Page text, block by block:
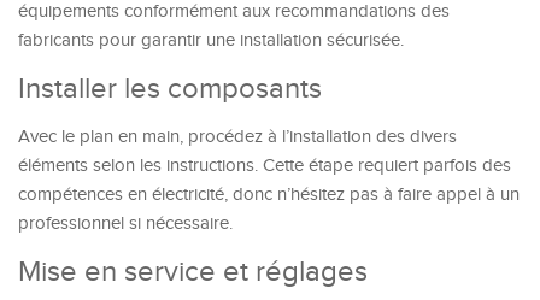
équipements conformément aux recommandations des
fabricants pour garantir une installation sécurisée.
Installer les composants
Avec le plan en main, procédez à l’installation des divers
éléments selon les instructions. Cette étape requiert parfois des
compétences en électricité, donc n’hésitez pas à faire appel à un
professionnel si nécessaire.
Mise en service et réglages